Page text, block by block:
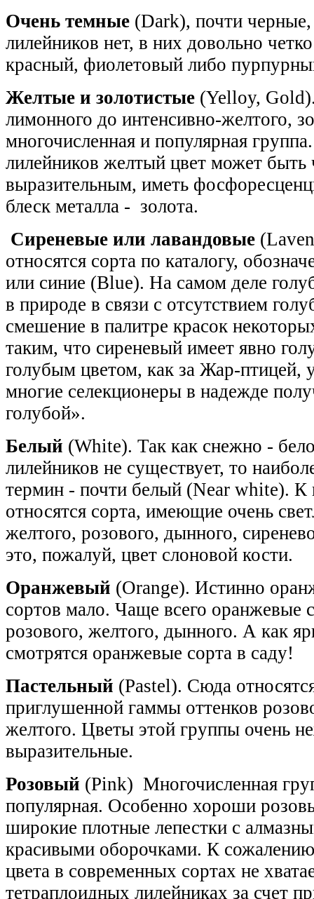
Очень темные (Dark), почти
лилейников нет, в них довольно
красный, фиолетовый либо
Желтые и золотистые (Yelloy,
лимонного до интенсивно-желтого,
многочисленная и популярная
лилейников желтый цвет может быть
выразительным, иметь
блеск металла - золота.
Сиреневые или лавандовые
относятся сорта по каталогу,
или синие (Blue). На самом деле
в природе в связи с отсутствием
смешение в палитре красок
таким, что сиреневый имеет явно
голубым цветом, как за Жар-птицей,
многие селекционеры в надежде
голубой».
Белый (White). Так как снежно -
лилейников не существует, то
термин - почти белый (Near white). К
относятся сорта, имеющие очень
желтого, розового, дынного,
это, пожалуй, цвет слоновой кости.
Оранжевый (Orange). Истинно
сортов мало. Чаще всего оранжевые
розового, желтого, дынного. А как
смотрятся оранжевые сорта в саду!
Пастельный (Pastel). Сюда
приглушенной гаммы оттенков
желтого. Цветы этой группы очень
выразительные.
Розовый (Pink) Многочисленная
популярная. Особенно хороши
широкие плотные лепестки с
красивыми оборочками. К
цвета в современных сортах не
тетраплоидных лилейниках за счет